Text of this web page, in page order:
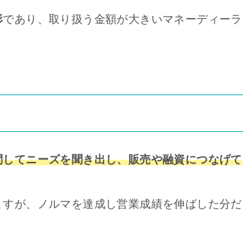
であり、取り扱う金額が大きいマネーディーラ
てニーズを聞き出し、販売や融資につなげて
が、ノルマを達成し営業成績を伸ばした分だ